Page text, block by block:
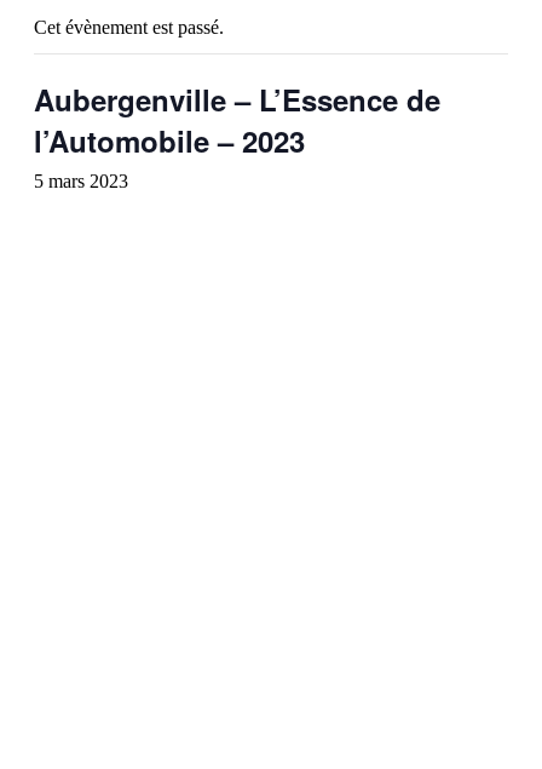
Cet évènement est passé.
Aubergenville – L’Essence de
l’Automobile – 2023
5 mars 2023